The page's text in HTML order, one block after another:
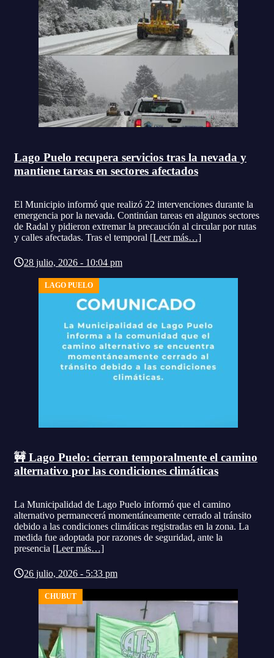
Lago Puelo recupera servicios tras la nevada y
mantiene tareas en sectores afectados
28 julio, 2026 - 10:04 pm
El Municipio informó que realizó 22 intervenciones durante la
emergencia por la nevada. Continúan tareas en algunos sectores
de Radal y pidieron extremar la precaución al circular por rutas
y calles afectadas. Tras el temporal [Leer más…]
LAGO PUELO
🚧 Lago Puelo: cierran temporalmente el camino
alternativo por las condiciones climáticas
26 julio, 2026 - 5:33 pm
La Municipalidad de Lago Puelo informó que el camino
alternativo permanecerá momentáneamente cerrado al tránsito
debido a las condiciones climáticas registradas en la zona. La
medida fue adoptada por razones de seguridad, ante la
presencia [Leer más…]
CHUBUT